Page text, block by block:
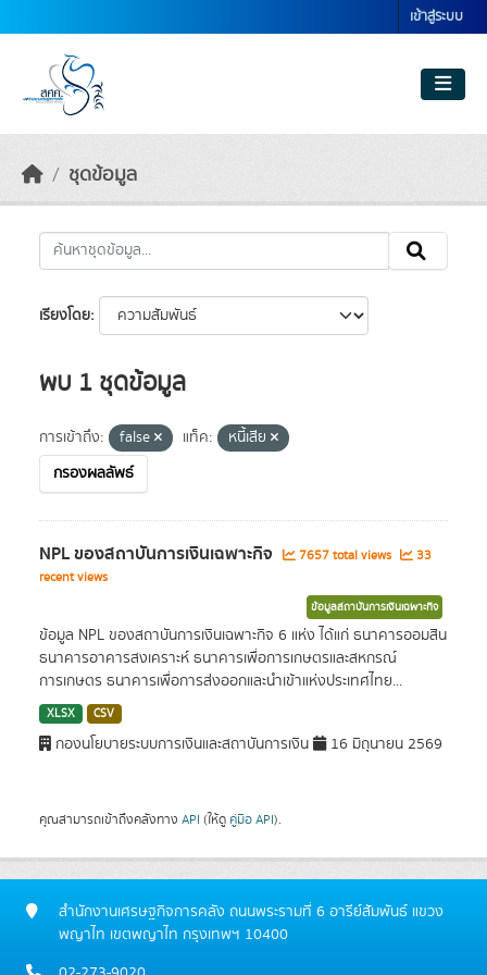
เข้าสู่ระบบ
ชุดข้อมูล
เรียงโดย
พบ 1 ชุดข้อมูล
การเข้าถึง: false แท็ค:
หนี้เสีย
กรองผลลัพธ์
NPL ของสถาบันการเงินเฉพาะกิจ 7657 total views
33
recent views
ข้อมูลสถาบันการเงินเฉพาะกิจ
ข้อมูล NPL ของสถาบันการเงินเฉพาะกิจ 6 แห่ง ได้แก่ ธนาคารออมสิน
ธนาคารอาคารสงเคราะห์ ธนาคารเพื่อการเกษตรและสหกรณ์
การเกษตร ธนาคารเพื่อการส่งออกและนำเข้าแห่งประเทศไทย...
XLSX CSV
กองนโยบายระบบการเงินและสถาบันการเงิน 16 มิถุนายน 2569
คุณสามารถเข้าถึงคลังทาง API (ให้ดู คู่มือ API).
สำนักงานเศรษฐกิจการคลัง ถนนพระรามที่ 6 อารีย์สัมพันธ์ แขวง
พญาไท เขตพญาไท กรุงเทพฯ 10400